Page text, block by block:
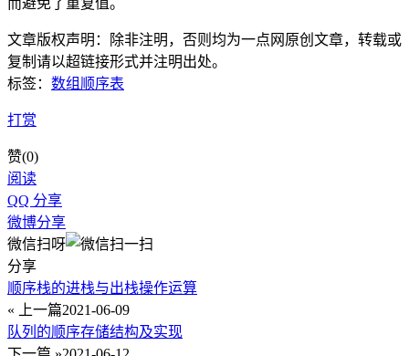
文章版权声明：除非注明，否则均为一点网 原创文章，转载或
复制请以超链接形式并注明出处。
标签： 数组 顺序表
打赏
赞(0)
阅读
QQ 分享
微博分享
微信扫呀
分享
顺序栈的进栈与出栈操作运算
« 上一篇2021-06-09
队列的顺序存储结构及实现